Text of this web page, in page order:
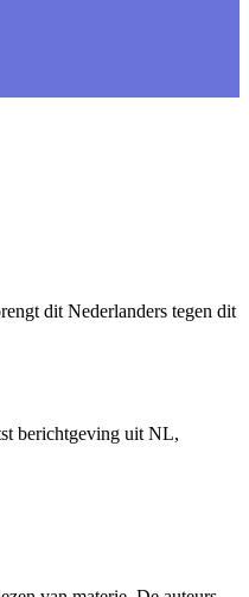
dit Nederlanders tegen dit
berichtgeving uit NL,